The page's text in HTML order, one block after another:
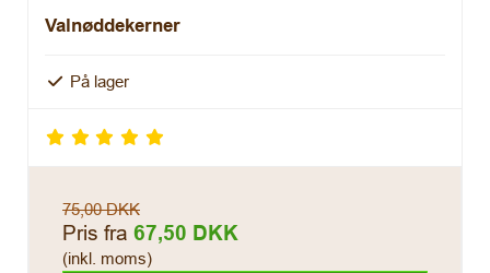
Valnøddekerner
På lager
75,00 DKK
Pris fra 67,50 DKK
(inkl. moms)